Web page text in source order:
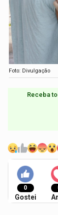
Foto: Divulgação
Receba
0
Gostei